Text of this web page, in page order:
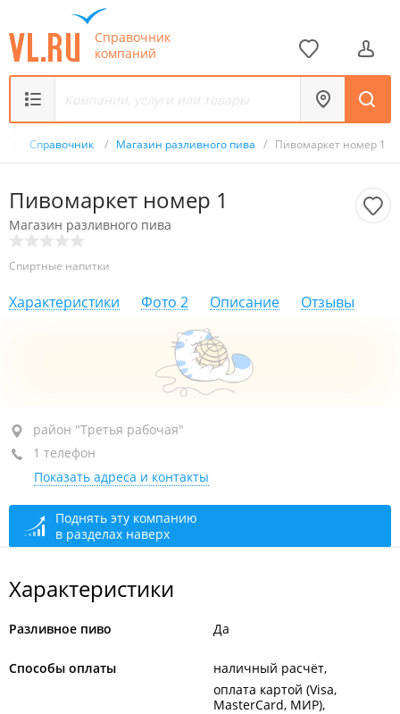
Справочник
компаний
Справочник / Магазин разливного пива / Пивомаркет номер 1
Пивомаркет номер 1
Магазин разливного пива
Спиртные напитки
Характеристики Фото 2 Описание Отзывы
район "Третья рабочая", ул. Жигура, 32
1-й этаж
+7 902 521-34-51
открыто: 11:00–22:00
район "Третья рабочая"
1 телефон
Показать адреса и контакты
Поднять эту компанию
в разделах наверх
Характеристики
Разливное пиво Да
Способы оплаты
наличный расчёт
оплата картой (Visa,
MasterCard, МИР)